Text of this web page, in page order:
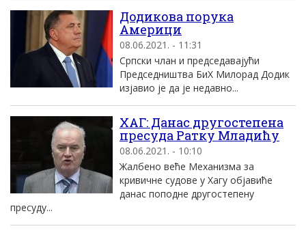
Додикова порука
Америци
08.06.2021. - 11:31
Српски члан и председавајући
Председништва БиХ Милорад Додик
изјавио је да је недавно...
ХАГ: Данас другостепена
пресуда Ратку Младићу
08.06.2021. - 10:10
Жалбено веће Механизма за
кривичне судове у Хагу објавиће
данас поподне другостепену
пресуду...